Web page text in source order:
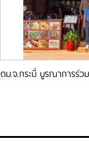
ตม.จ.กระบี่ บูรณาการร่ว